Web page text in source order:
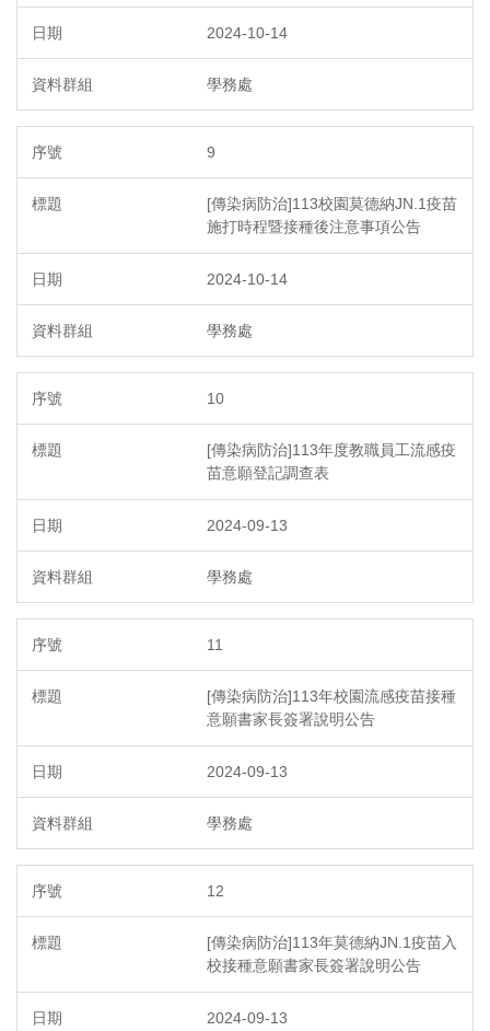
2024-10-14
學務處
9
[傳染病防治]113校園莫德納JN.1疫苗
施打時程暨接種後注意事項公告
2024-10-14
學務處
10
[傳染病防治]113年度教職員工流感疫
苗意願登記調查表
2024-09-13
學務處
11
[傳染病防治]113年校園流感疫苗接種
意願書家長簽署說明公告
2024-09-13
學務處
12
[傳染病防治]113年莫德納JN.1疫苗入
校接種意願書家長簽署說明公告
2024-09-13